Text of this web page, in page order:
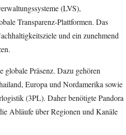
(LVS),
Transparenz-Plattformen. Das
und ein zunehmend
globale Präsenz. Dazu gehören
Europa und Nordamerika sowie
(3PL). Daher benötigte Pandora
Abläufe über Regionen und Kanäle